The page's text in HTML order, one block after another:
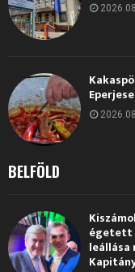
BELFÖLD
égetett
leállása